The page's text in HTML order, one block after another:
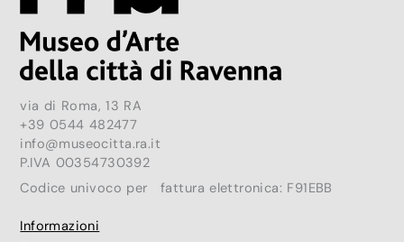
via di Roma, 13 RA
+39 0544 482477
info@museocitta.ra.it
P.IVA 00354730392
Codice univoco per fattura elettronica: F91EBB
Informazioni